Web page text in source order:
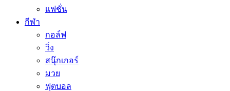
แฟชั่น
กีฬา
กอล์ฟ
วิ่ง
สนุ๊กเกอร์
มวย
ฟุตบอล